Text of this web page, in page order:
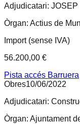
Adjudicatari: JOSEP
Òrgan: Actius de
Import (sense IVA)
56.200,00 €
Pista accés Barruera
Obres10/06/2022
Adjudicatari:
Òrgan: Ajuntament